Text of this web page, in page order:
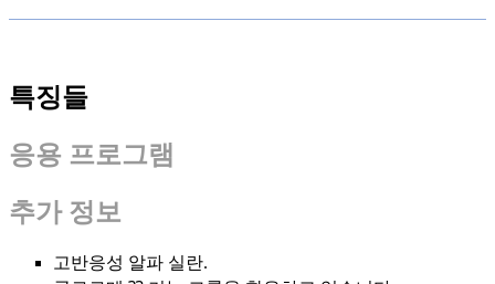
특징들
응용 프로그램
추가 정보
고반응성 알파 실란.